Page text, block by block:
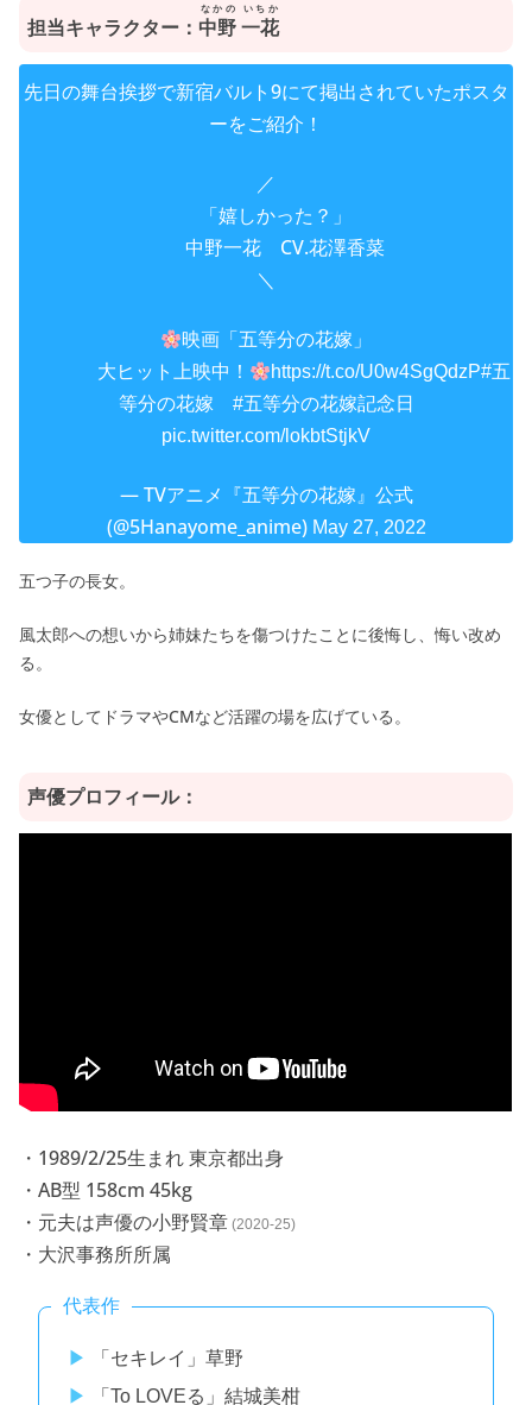
担当キャラクター： 中野 一花
なかの いちか
先日の舞台挨拶で新宿バルト9にて掲出されていたポスタ
ーをご紹介！
／
「嬉しかった？」
中野一花 CV.花澤香菜
＼
映画「五等分の花嫁」
大ヒット上映中！
https://t.co/U0w4SgQdzP#五
等分の花嫁
#五等分の花嫁記念日
pic.twitter.com/lokbtStjkV
— TVアニメ『五等分の花嫁』公式
(@5Hanayome_anime) May 27, 2022
五つ子の長女。
風太郎への想いから姉妹たちを傷つけたことに後悔し、悔い改め
る。
女優としてドラマやCMなど活躍の場を広げている。
声優プロフィール：
・1989/2/25生まれ 東京都出身
・AB型 158cm 45kg
・元夫は声優の小野賢章 (2020-25)
・大沢事務所所属
代表作
「セキレイ」草野
「To LOVEる」結城美柑